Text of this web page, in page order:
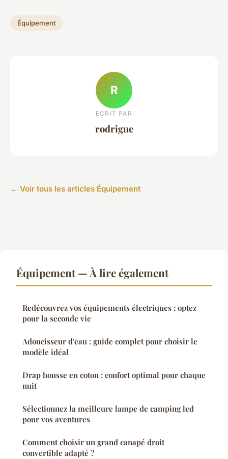
Équipement
R
ECRIT PAR
rodrigue
← Voir tous les articles Équipement
Équipement — À lire également
Redécouvrez vos équipements électriques : optez
pour la seconde vie
Adoucisseur d'eau : guide complet pour choisir le
modèle idéal
Drap housse en coton : confort optimal pour chaque
nuit
Sélectionnez la meilleure lampe de camping led
pour vos aventures
Comment choisir un grand canapé droit
convertible adapté ?